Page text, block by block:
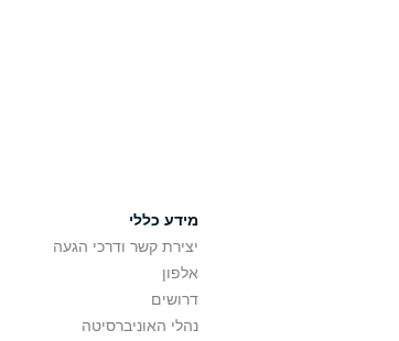
מידע כללי
יצירת קשר ודרכי הגעה
אלפון
דרושים
נהלי האוניברסיטה